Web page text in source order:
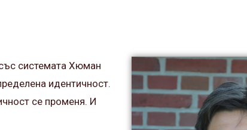
системата Хюман
идентичност.
се променя. И